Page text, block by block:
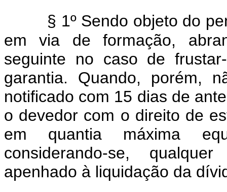
§ 1º Sendo objeto do
em via de formação,
seguinte no caso de
garantia. Quando, porém,
notificado com 15 dias de
o devedor com o direito de
em quantia máxima
considerando-se,
apenhado à liquidação da